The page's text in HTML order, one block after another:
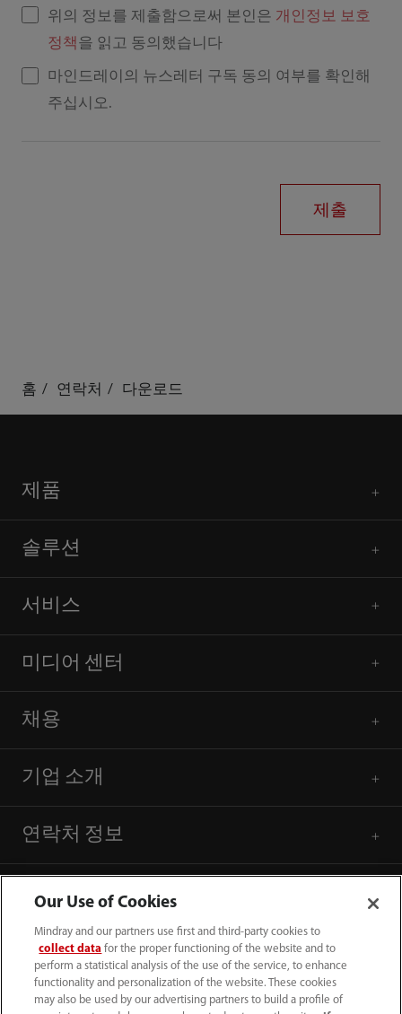
위의 정보를 제출함으로써 본인은 개인정보 보호
정책을 읽고 동의했습니다
마인드레이의 뉴스레터 구독 동의 여부를 확인해
주십시오.
제출
홈 연락처 다운로드
제품
솔루션
서비스
미디어 센터
채용
기업 소개
연락처 정보
Our Use of Cookies
Mindray and our partners use first and third-party cookies to
collect data for the proper functioning of the website and to
perform a statistical analysis of the use of the service, to enhance
functionality and personalization of the website. These cookies
may also be used by our advertising partners to build a profile of